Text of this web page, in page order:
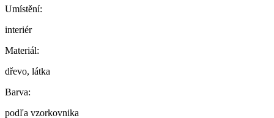
Umístění:
interiér
Materiál:
dřevo, látka
Barva:
podľa vzorkovnika